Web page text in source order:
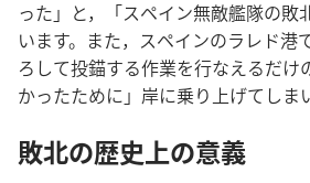
った」と，「スペイン無敵艦隊の敗
います。また，スペインのラレド港
ろして投錨する作業を行なえるだけ
かったために」岸に乗り上げてしま
敗北の歴史上の意義